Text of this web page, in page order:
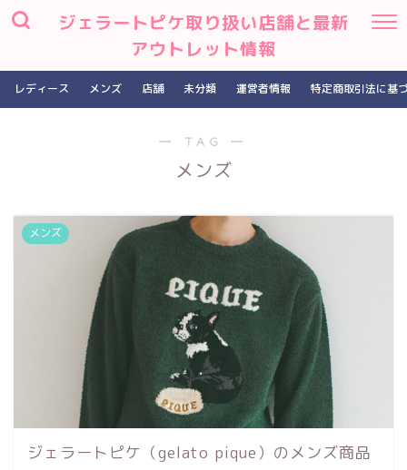
ジェラートピケ取り扱い店舗と最新
アウトレット情報
レディース メンズ 店舗 未分類 運営者情報 特定商取引法に基
― TAG ―
メンズ
メンズ
ジェラートピケ（gelato pique）のメンズ商品